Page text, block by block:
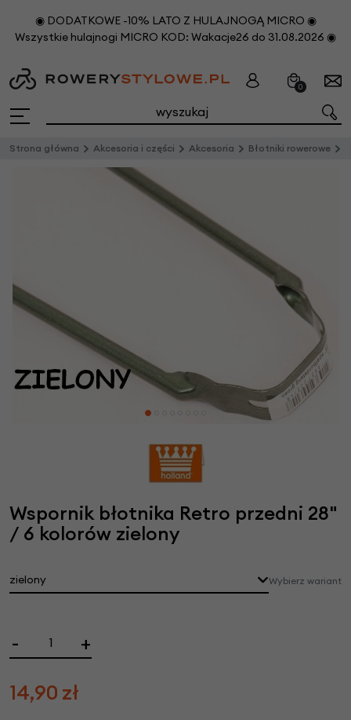
◉ DODATKOWE -10% LATO Z HULAJNOGĄ MICRO ◉
Wszystkie hulajnogi MICRO KOD: Wakacje26 do 31.08.2026 ◉
0
Strona główna Akcesoria i części Akcesoria Błotniki rowerowe
Wspornik błotnika Retro przedni 28"
/ 6 kolorów zielony
zielony Wybierz wariant
- +
14,90 zł